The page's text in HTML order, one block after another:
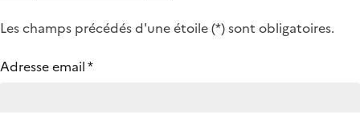
Les champs précédés d'une étoile (*) sont obligatoires.
Adresse email*